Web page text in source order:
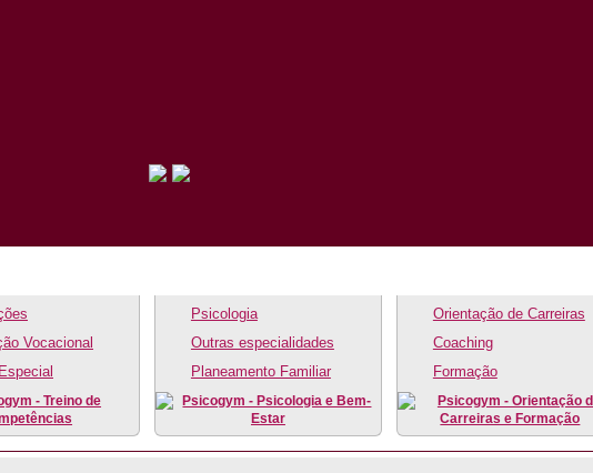
Vocacional
Psicologia
Outras especialidades
Planeamento Familiar
Orientação de Carreiras
Coaching
Formação